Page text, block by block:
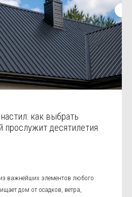
как выбрать
прослужит десятилетия
важнейших элементов любого
дом от осадков, ветра,